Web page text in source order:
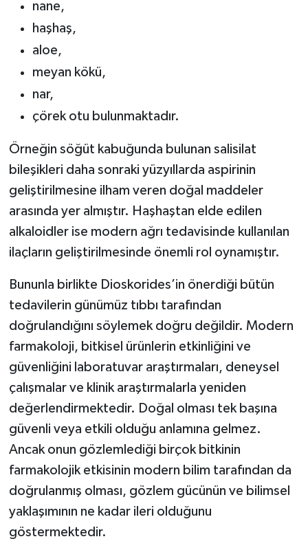
nane,
haşhaş,
aloe,
meyan kökü,
nar,
çörek otu bulunmaktadır.
Örneğin söğüt kabuğunda bulunan salisilat
bileşikleri daha sonraki yüzyıllarda aspirinin
geliştirilmesine ilham veren doğal maddeler
arasında yer almıştır. Haşhaştan elde edilen
alkaloidler ise modern ağrı tedavisinde kullanılan
ilaçların geliştirilmesinde önemli rol oynamıştır.
Bununla birlikte Dioskorides’in önerdiği bütün
tedavilerin günümüz tıbbı tarafından
doğrulandığını söylemek doğru değildir. Modern
farmakoloji, bitkisel ürünlerin etkinliğini ve
güvenliğini laboratuvar araştırmaları, deneysel
çalışmalar ve klinik araştırmalarla yeniden
değerlendirmektedir. Doğal olması tek başına
güvenli veya etkili olduğu anlamına gelmez.
Ancak onun gözlemlediği birçok bitkinin
farmakolojik etkisinin modern bilim tarafından da
doğrulanmış olması, gözlem gücünün ve bilimsel
yaklaşımının ne kadar ileri olduğunu
göstermektedir.